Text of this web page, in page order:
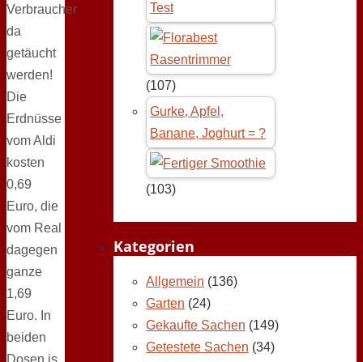
Verbraucher
da
getäucht
werden!
Die
Erdnüsse
vom Aldi
kosten
0,69
Euro, die
vom Real
dagegen
ganze
1,69
Euro. In
beiden
Dosen is
Test
(107)
Gurke, Apfel,
Banane, Joghurt = ?
(103)
Kategorien
Allgemein (136)
Garten (24)
Gekaufte Sachen (149)
Getestete Sachen (34)